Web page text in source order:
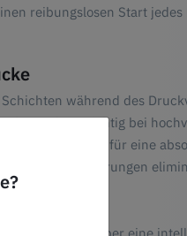
reibungslosen Start
während des
besonders wichtig bei
4.0 System für eine
optische Verzerrungen